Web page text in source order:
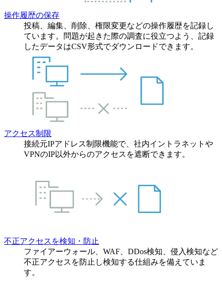
操作履歴の保存
投稿、編集、削除、権限変更などの操作履歴を記録し
ています。問題が起きた際の調査に役立つよう、記録
したデータはCSV形式でダウンロードできます。
アクセス制限
接続元IPアドレス制限機能で、社内イントラネットや
VPNのIP以外からのアクセスを遮断できます。
不正アクセスを検知・防止
ファイアーウォール、WAF、DDos検知、侵入検知など
不正アクセスを防止し検知する仕組みを備えていま
す。